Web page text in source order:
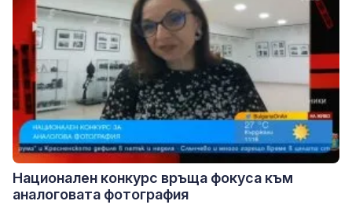
Национален конкурс връща фокуса към
аналоговата фотография